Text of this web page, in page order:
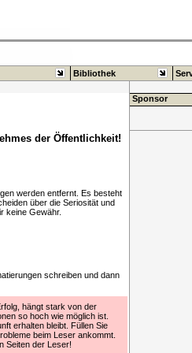
Bibliothek
der Öffentlichkeit!
werden entfernt. Es besteht
über die Seriosität und
keine Gewähr.
schreiben und dann
hängt stark von der
so hoch wie möglich ist.
erhalten bleibt. Füllen Sie
beim Leser ankommt.
Seiten der Leser!
Sponsor